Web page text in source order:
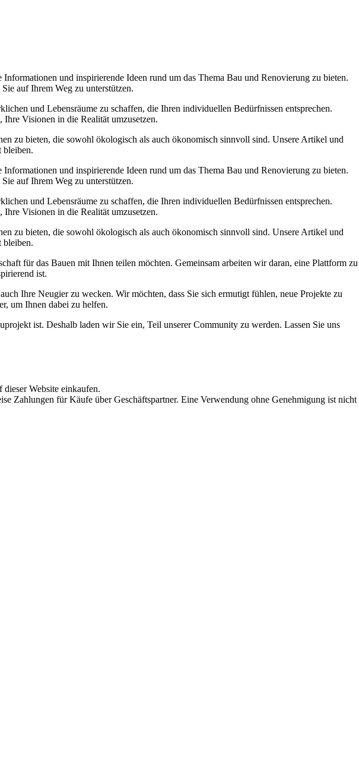
und inspirierende Ideen rund um das Thema Bau und Renovierung zu bieten.
auf Ihrem Weg zu unterstützen.
und Lebensräume zu schaffen, die Ihren individuellen Bedürfnissen entsprechen.
Visionen in die Realität umzusetzen.
zu bieten, die sowohl ökologisch als auch ökonomisch sinnvoll sind. Unsere Artikel und
bleiben.
und inspirierende Ideen rund um das Thema Bau und Renovierung zu bieten.
auf Ihrem Weg zu unterstützen.
und Lebensräume zu schaffen, die Ihren individuellen Bedürfnissen entsprechen.
Visionen in die Realität umzusetzen.
zu bieten, die sowohl ökologisch als auch ökonomisch sinnvoll sind. Unsere Artikel und
bleiben.
für das Bauen mit Ihnen teilen möchten. Gemeinsam arbeiten wir daran, eine Plattform zu
ist.
Ihre Neugier zu wecken. Wir möchten, dass Sie sich ermutigt fühlen, neue Projekte zu
um Ihnen dabei zu helfen.
ist. Deshalb laden wir Sie ein, Teil unserer Community zu werden. Lassen Sie uns
Website einkaufen.
Zahlungen für Käufe über Geschäftspartner. Eine Verwendung ohne Genehmigung ist nicht